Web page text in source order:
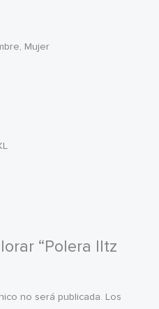
Mujer
“Polera Iltz
no será publicada. Los